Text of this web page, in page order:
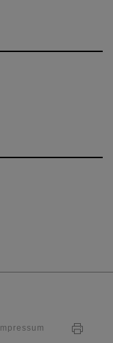
Impressum